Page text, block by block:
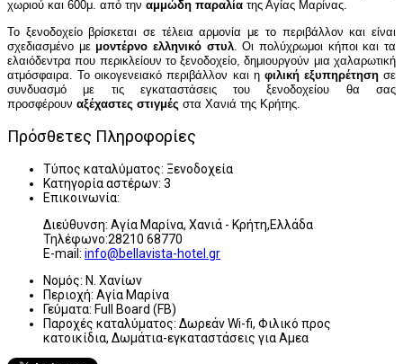
χωριού και 600μ. από την αμμώδη παραλία της Αγίας Μαρίνας.
Το ξενοδοχείο βρίσκεται σε τέλεια αρμονία με το περιβάλλον και είναι
σχεδιασμένο με μοντέρνο ελληνικό στυλ. Οι πολύχρωμοι κήποι και τα
ελαιόδεντρα που περικλείουν το ξενοδοχείο, δημιουργούν μια χαλαρωτική
ατμόσφαιρα. Το οικογενειακό περιβάλλον και η φιλική εξυπηρέτησησε
συνδυασμό με τις εγκαταστάσεις του ξενοδοχείου θα σας
προσφέρουν αξέχαστες στιγμές στα Χανιά της Κρήτης.
Πρόσθετες Πληροφορίες
Τύπος καταλύματος: Ξενοδοχεία
Κατηγορία αστέρων: 3
Επικοινωνία:
Διεύθυνση: Αγία Μαρίνα, Χανιά - Κρήτη,Ελλάδα
Τηλέφωνο:28210 68770
E-mail: info@bellavista-hotel.gr
Νομός: Ν. Χανίων
Περιοχή: Αγία Μαρίνα
Γεύματα: Full Board (FB)
Παροχές καταλύματος: Δωρεάν Wi-fi, Φιλικό προς
κατοικίδια, Δωμάτια-εγκαταστάσεις για Αμεα